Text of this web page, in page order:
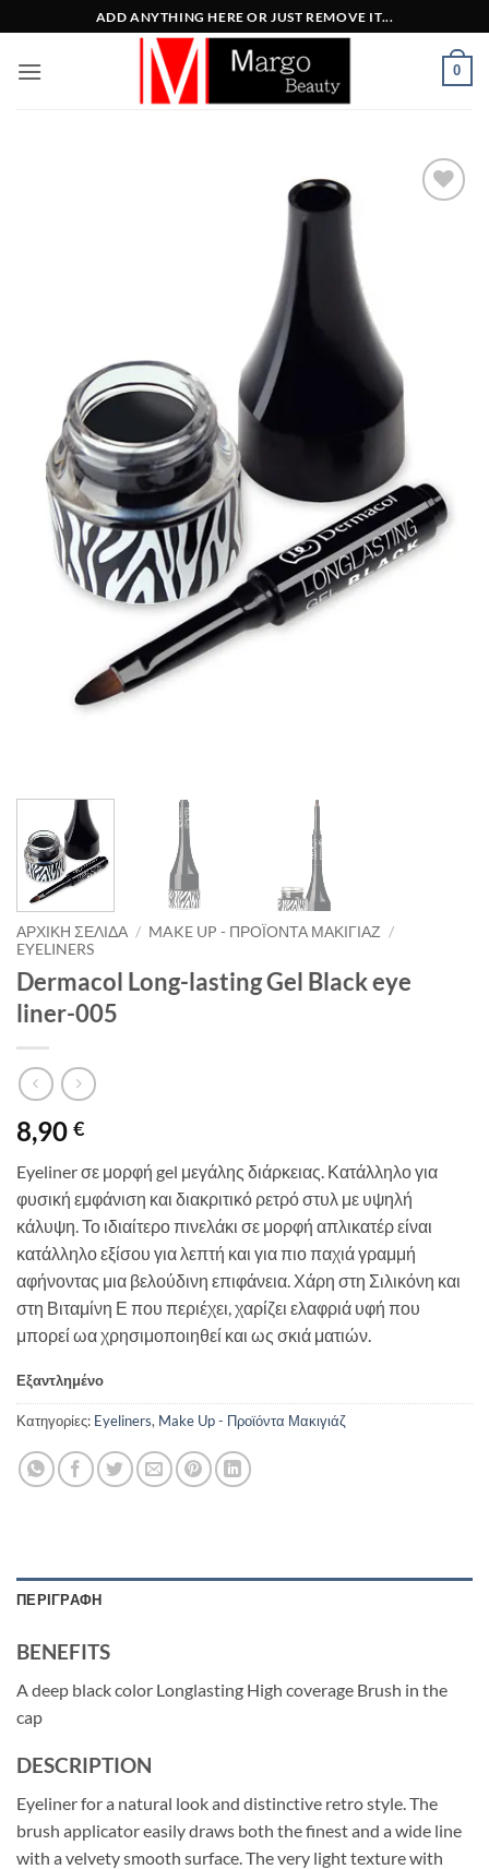
στο
περιεχόμενο
ADD ANYTHING HERE OR JUST REMOVE IT...
0
ΑΡΧΙΚΉ ΣΕΛΊΔΑ / MAKE UP - ΠΡΟΪΌΝΤΑ ΜΑΚΙΓΙΆΖ /
EYELINERS
Dermacol Long-lasting Gel Black eye
liner-005
8,90 €
Eyeliner σε μορφή gel μεγάλης διάρκειας. Κατάλληλο για
φυσική εμφάνιση και διακριτικό ρετρό στυλ με υψηλή
κάλυψη. Το ιδιαίτερο πινελάκι σε μορφή απλικατέρ είναι
κατάλληλο εξίσου για λεπτή και για πιο παχιά γραμμή
αφήνοντας μια βελούδινη επιφάνεια. Χάρη στη Σιλικόνη και
στη Βιταμίνη Ε που περιέχει, χαρίζει ελαφριά υφή που
μπορεί ωα χρησιμοποιηθεί και ως σκιά ματιών.
Εξαντλημένο
Κατηγορίες: Eyeliners, Make Up - Προϊόντα Μακιγιάζ
ΠΕΡΙΓΡΑΦΉ
BENEFITS
A deep black color Longlasting High coverage Brush in the
cap
DESCRIPTION
Eyeliner for a natural look and distinctive retro style. The
brush applicator easily draws both the finest and a wide line
with a velvety smooth surface. The very light texture with